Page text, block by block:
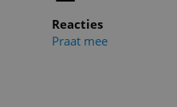
Reacties
Praat mee